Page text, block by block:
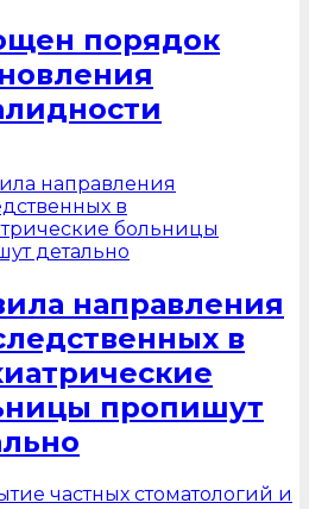
порядок
направления
в
пропишут